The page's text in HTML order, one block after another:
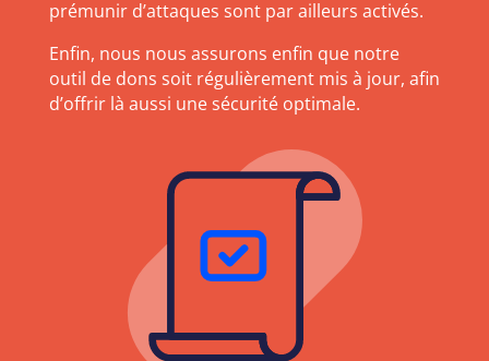
prémunir d’attaques sont par ailleurs activés.
Enfin, nous nous assurons enfin que notre
outil de dons soit régulièrement mis à jour, afin
d’offrir là aussi une sécurité optimale.